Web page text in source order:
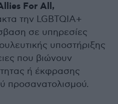
For All,
την LGBTQIA+
σε υπηρεσίες
υποστήριξης
που βιώνουν
ή έκφρασης
προσανατολισμού.